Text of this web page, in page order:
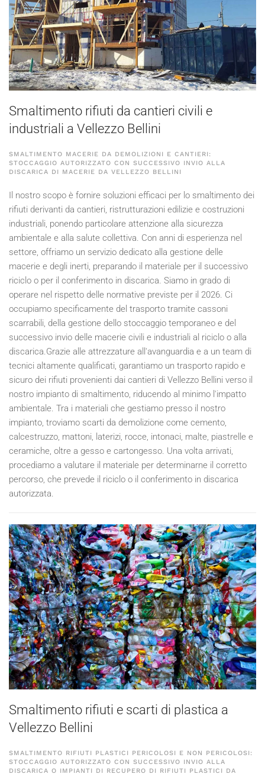
Smaltimento rifiuti da cantieri civili e
industriali a Vellezzo Bellini
SMALTIMENTO MACERIE DA DEMOLIZIONI E CANTIERI:
STOCCAGGIO AUTORIZZATO CON SUCCESSIVO INVIO ALLA
DISCARICA DI MACERIE DA VELLEZZO BELLINI
Il nostro scopo è fornire soluzioni efficaci per lo smaltimento dei
rifiuti derivanti da cantieri, ristrutturazioni edilizie e costruzioni
industriali, ponendo particolare attenzione alla sicurezza
ambientale e alla salute collettiva. Con anni di esperienza nel
settore, offriamo un servizio dedicato alla gestione delle
macerie e degli inerti, preparando il materiale per il successivo
riciclo o per il conferimento in discarica. Siamo in grado di
operare nel rispetto delle normative previste per il 2026. Ci
occupiamo specificamente del trasporto tramite cassoni
scarrabili, della gestione dello stoccaggio temporaneo e del
successivo invio delle macerie civili e industriali al riciclo o alla
discarica.Grazie alle attrezzature all'avanguardia e a un team di
tecnici altamente qualificati, garantiamo un trasporto rapido e
sicuro dei rifiuti provenienti dai cantieri di Vellezzo Bellini verso il
nostro impianto di smaltimento, riducendo al minimo l'impatto
ambientale. Tra i materiali che gestiamo presso il nostro
impianto, troviamo scarti da demolizione come cemento,
calcestruzzo, mattoni, laterizi, rocce, intonaci, malte, piastrelle e
ceramiche, oltre a gesso e cartongesso. Una volta arrivati,
procediamo a valutare il materiale per determinarne il corretto
percorso, che prevede il riciclo o il conferimento in discarica
autorizzata.
Smaltimento rifiuti e scarti di plastica a
Vellezzo Bellini
SMALTIMENTO RIFIUTI PLASTICI PERICOLOSI E NON PERICOLOSI:
STOCCAGGIO AUTORIZZATO CON SUCCESSIVO INVIO ALLA
DISCARICA O IMPIANTI DI RECUPERO DI RIFIUTI PLASTICI DA